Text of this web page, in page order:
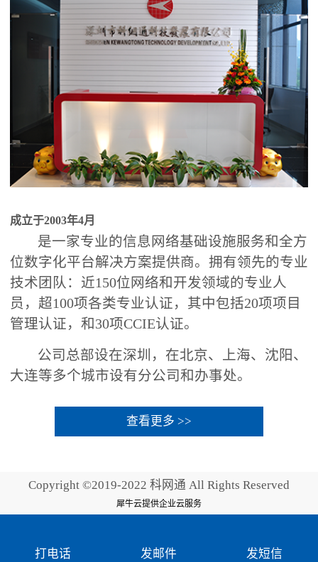
成立于2003年4月
是一家专业的信息网络基础设施服务和全方
位数字化平台解决方案提供商。拥有领先的专业
技术团队：近150位网络和开发领域的专业人
员，超100项各类专业认证，其中包括20项项目
管理认证，和30项CCIE认证。
公司总部设在深圳，在北京、上海、沈阳、
大连等多个城市设有分公司和办事处。
查看更多 >>
Copyright ©2019-2022 科网通 All Rights Reserved
犀牛云提供企业云服务
打电话 发邮件 发短信